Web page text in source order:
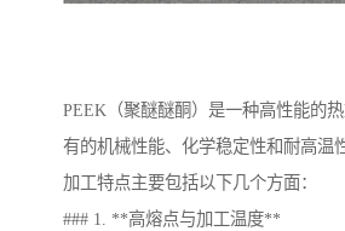
PEEK（聚醚醚酮）是一种高性能的
有的机械性能、化学稳定性和耐高温
加工特点主要包括以下几个方面：
### 1. **高熔点与加工温度**